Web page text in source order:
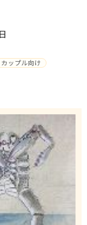
カップル向け